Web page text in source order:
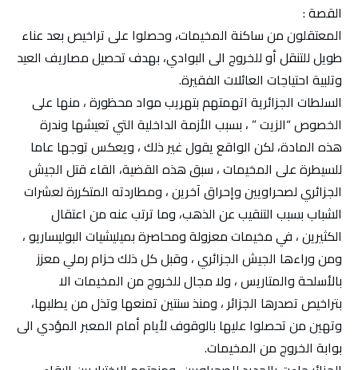
القصة :
المعتقلون من ساكنة المخيمات، وحصلوا على تراخيص بعد عناء
طويل للتنقل أو للخروج الى البوادي، بهدف تحصيل مصاريف العيد
وتلبية احتياجات العائلات الفقيرة.
السلطات الجزائرية اتهمتهم بتهريب مواد محظورة ، منها على
الخصوص “الزيت ” ، بسبب الأزمة الداخلية التي تعيشها وندرة
هذه المادة، لكن الواقع يقول غير ذلك ، ويعكس توجها عاما
للسيطرة على المخيمات ، سبق هذه القضية، القاء قتل الجيش
الجزائري لصحراويين وإحراق آخرين ، ومطاردته المتكررة لعشرات
الشباب بسبب التنقيب عن الذهب، وما ترتب عنه من اعتقال
الكثيرين ، في مخيمات معزولة ومحاصرة بميليشيات البوليساريو ،
ومن وراءها الجيش الجزائري ، وقبل كل ذلك حزام رملي معزز
بالأسلحة والمتاريس ، ولا مجال للخروج من المخيمات الا
بتراخيص تصدرها الجزائر ، ومنذ سنتين تمنعها وتذل من يطلبها،
وتهين من تحصلوا عليها بالوقوف لأيام أمام المعبر المؤدي الى
بوابة الخروج من المخيمات.